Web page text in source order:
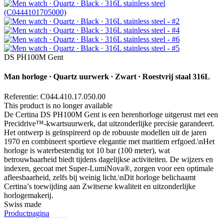
DS PH100M Gent
Man horloge ∙ Quartz uurwerk ∙ Zwart ∙ Roestvrij staal 316L
Referentie: C044.410.17.050.00
This product is no longer available
De Certina DS PH100M Gent is een herenhorloge uitgerust met een
Precidrive™-kwartsuurwerk, dat uitzonderlijke precisie garandeert.
Het ontwerp is geïnspireerd op de robuuste modellen uit de jaren
1970 en combineert sportieve elegantie met maritiem erfgoed.\nHet
horloge is waterbestendig tot 10 bar (100 meter), wat
betrouwbaarheid biedt tijdens dagelijkse activiteiten. De wijzers en
indexen, gecoat met Super-LumiNova®, zorgen voor een optimale
afleesbaarheid, zelfs bij weinig licht.\nDit horloge belichaamt
Certina’s toewijding aan Zwitserse kwaliteit en uitzonderlijke
horlogemakerij.
Swiss made
Productpagina